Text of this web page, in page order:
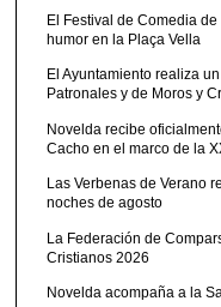
El Festival de Comedia
humor en la Plaça Vella
El Ayuntamiento realiza
Patronales y de Moros y
Novelda recibe
Cacho en el marco de la
Las Verbenas de Verano
noches de agosto
La Federación de
Cristianos 2026
Novelda acompaña a la